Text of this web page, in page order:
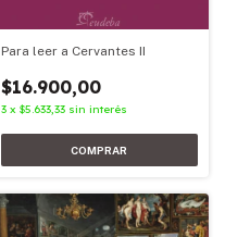
Para leer a Cervantes II
$16.900,00
3 x $5.633,33 sin interés